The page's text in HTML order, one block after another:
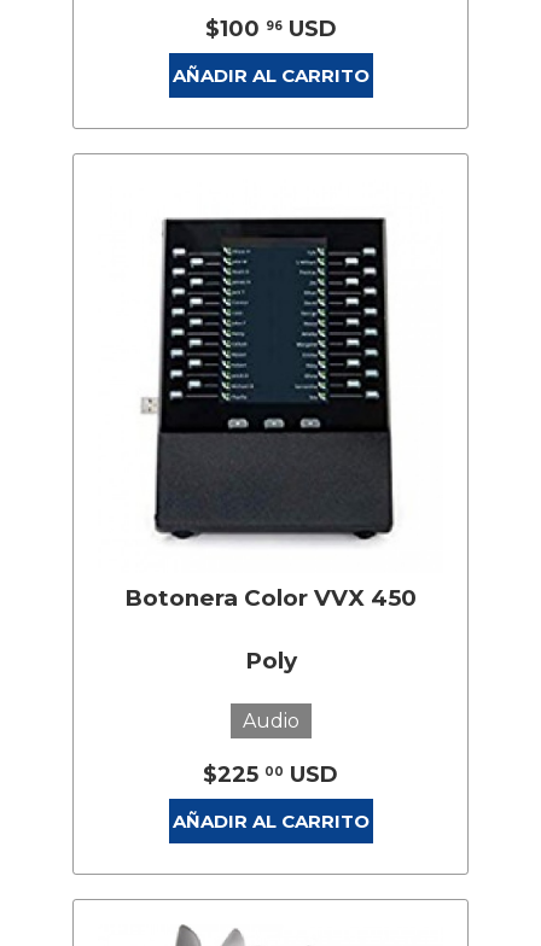
$100 96USD
AÑADIR AL CARRITO
Botonera Color VVX 450
Poly
Audio
$225 00 USD
AÑADIR AL CARRITO